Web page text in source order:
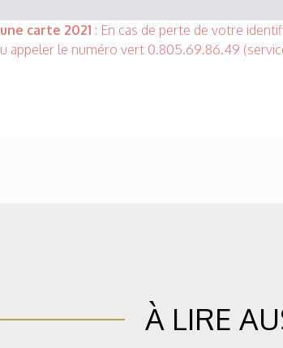
carte 2021 : En cas de perte de votre
appeler le numéro vert 0.805.69.86.49
À LIRE